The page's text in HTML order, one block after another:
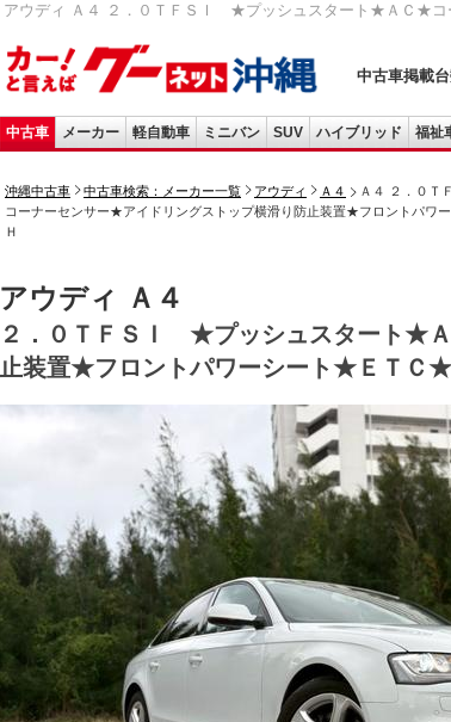
アウディ Ａ４ ２．０ＴＦＳＩ ★プッシュスタート★ＡＣ★
中古車掲載台
中古車 メーカー 軽自動車 ミニバン SUV ハイブリッド 福祉
沖縄中古車 中古車検索：メーカー一覧 アウディ Ａ４
Ａ４ ２．０
コーナーセンサー★アイドリングストップ横滑り防止装置★フロントパワ
Ｈ
アウディ Ａ４
２．０ＴＦＳＩ ★プッシュスタート★
止装置★フロントパワーシート★ＥＴＣ★